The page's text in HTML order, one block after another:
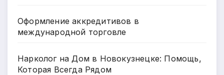
Оформление аккредитивов в
международной торговле
Нарколог на Дом в Новокузнецке: Помощь,
Которая Всегда Рядом